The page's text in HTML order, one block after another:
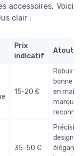
accessoires. Voici
clair :
Prix
indicatif
Atouts
15-20 €
Robuste,
bonne
en main,
marque
35-50 €
design
élégant,